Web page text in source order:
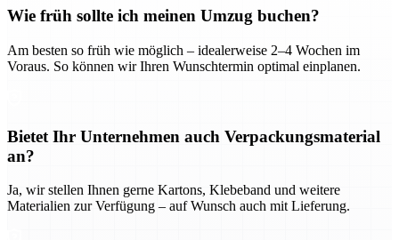
Wie früh sollte ich meinen Umzug buchen?
Am besten so früh wie möglich – idealerweise 2–4 Wochen im
Voraus. So können wir Ihren Wunschtermin optimal einplanen.
Bietet Ihr Unternehmen auch Verpackungsmaterial
an?
Ja, wir stellen Ihnen gerne Kartons, Klebeband und weitere
Materialien zur Verfügung – auf Wunsch auch mit Lieferung.